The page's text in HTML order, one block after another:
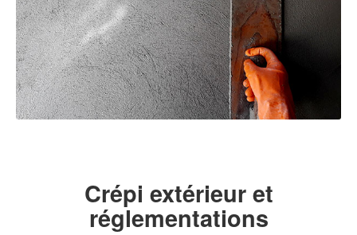
Crépi extérieur et
réglementations